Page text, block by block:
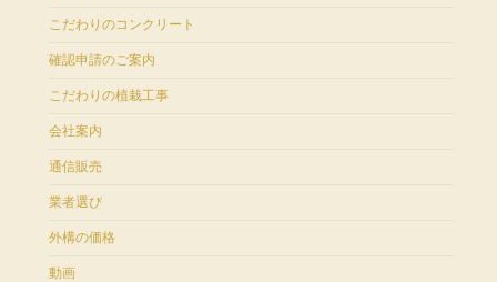
こだわりのコンクリート
確認申請のご案内
こだわりの植栽工事
会社案内
通信販売
業者選び
外構の価格
動画